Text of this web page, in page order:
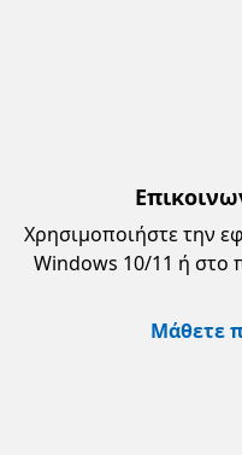
Χρησιμοποιήστε την
Windows 10/11 ή στο
Μάθετε